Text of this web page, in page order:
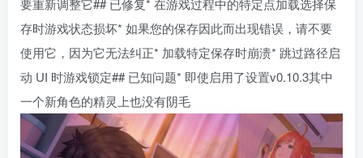
要重新调整它## 已修复* 在游戏过程中的特定点加载选择保
存时游戏状态损坏* 如果您的保存因此而出现错误，请不要
使用它，因为它无法纠正* 加载特定保存时崩溃* 跳过路径启
动 UI 时游戏锁定## 已知问题* 即使启用了设置v0.10.3其中
一个新角色的精灵上也没有阴毛